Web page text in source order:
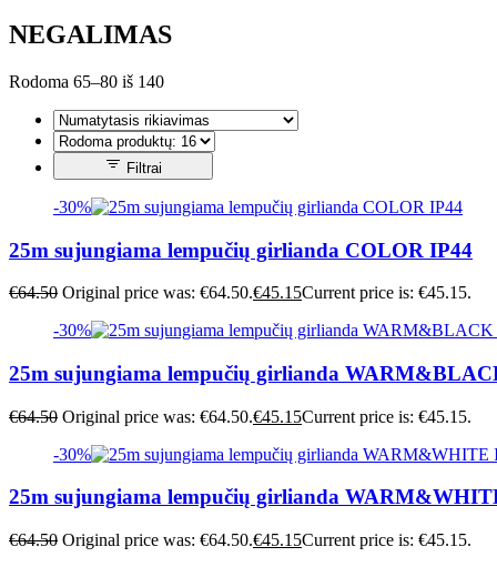
NEGALIMAS
Rodoma 65–80 iš 140
Filtrai
-30%
25m sujungiama lempučių girlianda COLOR IP44
€64.50 Original price was: €64.50.€45.15Current price is: €45.15.
-30%
25m sujungiama lempučių girlianda
€64.50 Original price was: €64.50.€45.15Current price is: €45.15.
-30%
25m sujungiama lempučių girlianda
€64.50 Original price was: €64.50.€45.15Current price is: €45.15.